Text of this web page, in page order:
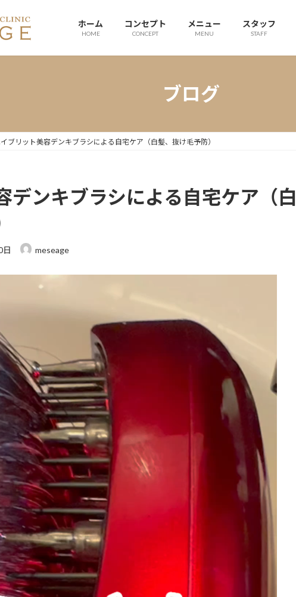
ホーム
HOME
コンセプト
CONCEPT
メニュー
MENU
スタッフ
STAFF
ブログ
ブリット美容デンキブラシによる自宅ケア（白髪、抜け毛予防）
デンキブラシによる自宅ケア（白
日 meseage